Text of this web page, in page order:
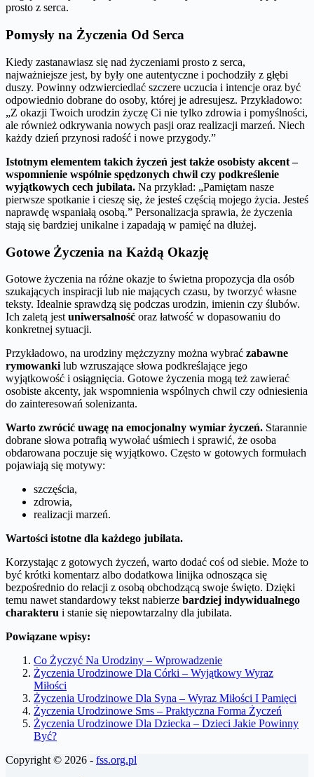
prosto z serca.
Pomysły na Życzenia Od Serca
Kiedy zastanawiasz się nad życzeniami prosto z serca,
najważniejsze jest, by były one autentyczne i pochodziły z głębi
duszy. Powinny odzwierciedlać szczere uczucia i intencje oraz być
odpowiednio dobrane do osoby, której je adresujesz. Przykładowo:
„Z okazji Twoich urodzin życzę Ci nie tylko zdrowia i pomyślności,
ale również odkrywania nowych pasji oraz realizacji marzeń. Niech
każdy dzień przynosi radość i nowe przygody.”
Istotnym elementem takich życzeń jest także osobisty akcent –
wspomnienie wspólnie spędzonych chwil czy podkreślenie
wyjątkowych cech jubilata. Na przykład: „Pamiętam nasze
pierwsze spotkanie i cieszę się, że jesteś częścią mojego życia. Jesteś
naprawdę wspaniałą osobą.” Personalizacja sprawia, że życzenia
stają się bardziej unikalne i zapadają w pamięć na dłużej.
Gotowe Życzenia na Każdą Okazję
Gotowe życzenia na różne okazje to świetna propozycja dla osób
szukających inspiracji lub nie mających czasu, by tworzyć własne
teksty. Idealnie sprawdzą się podczas urodzin, imienin czy ślubów.
Ich zaletą jest uniwersalność oraz łatwość w dopasowaniu do
konkretnej sytuacji.
Przykładowo, na urodziny mężczyzny można wybrać zabawne
rymowanki lub wzruszające słowa podkreślające jego
wyjątkowość i osiągnięcia. Gotowe życzenia mogą też zawierać
osobiste akcenty, jak wspomnienia wspólnych chwil czy odniesienia
do zainteresowań solenizanta.
Warto zwrócić uwagę na emocjonalny wymiar życzeń. Starannie
dobrane słowa potrafią wywołać uśmiech i sprawić, że osoba
obdarowana poczuje się wyjątkowo. Często w gotowych formułach
pojawiają się motywy:
szczęścia,
zdrowia,
realizacji marzeń.
Wartości istotne dla każdego jubilata.
Korzystając z gotowych życzeń, warto dodać coś od siebie. Może to
być krótki komentarz albo dodatkowa linijka odnosząca się
bezpośrednio do relacji z osobą obchodzącą swoje święto. Dzięki
temu nawet standardowy tekst nabierze bardziej indywidualnego
charakteru i stanie się niepowtarzalny dla jubilata.
Powiązane wpisy:
Co Życzyć Na Urodziny – Wprowadzenie
Życzenia Urodzinowe Dla Córki – Wyjątkowy Wyraz
Miłości
Życzenia Urodzinowe Dla Syna – Wyraz Miłości I Pamięci
Życzenia Urodzinowe Sms – Praktyczna Forma Życzeń
Życzenia Urodzinowe Dla Dziecka – Dzieci Jakie Powinny
Być?
Copyright © 2026 - fss.org.pl